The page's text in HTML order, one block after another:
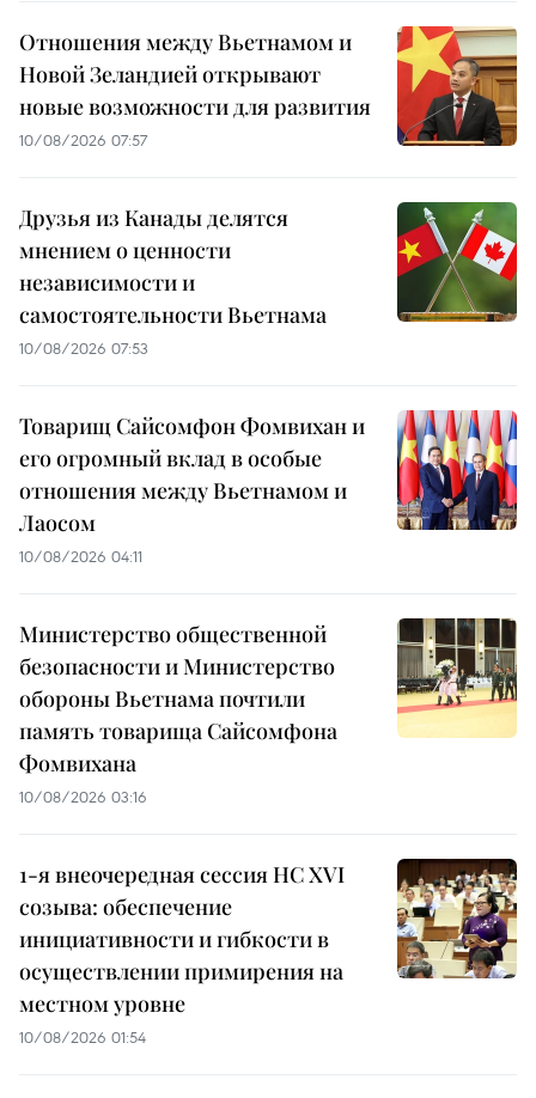
Отношения между Вьетнамом и
Новой Зеландией открывают
новые возможности для развития
10/08/2026 07:57
Друзья из Канады делятся
мнением о ценности
независимости и
самостоятельности Вьетнама
10/08/2026 07:53
Товарищ Сайсомфон Фомвихан и
его огромный вклад в особые
отношения между Вьетнамом и
Лаосом
10/08/2026 04:11
Министерство общественной
безопасности и Министерство
обороны Вьетнама почтили
память товарища Сайсомфона
Фомвихана
10/08/2026 03:16
1-я внеочередная сессия НС XVI
созыва: обеспечение
инициативности и гибкости в
осуществлении примирения на
местном уровне
10/08/2026 01:54